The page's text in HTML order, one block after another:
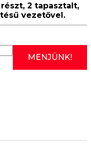
2 tapasztalt,
vezetővel.
MENJÜNK!